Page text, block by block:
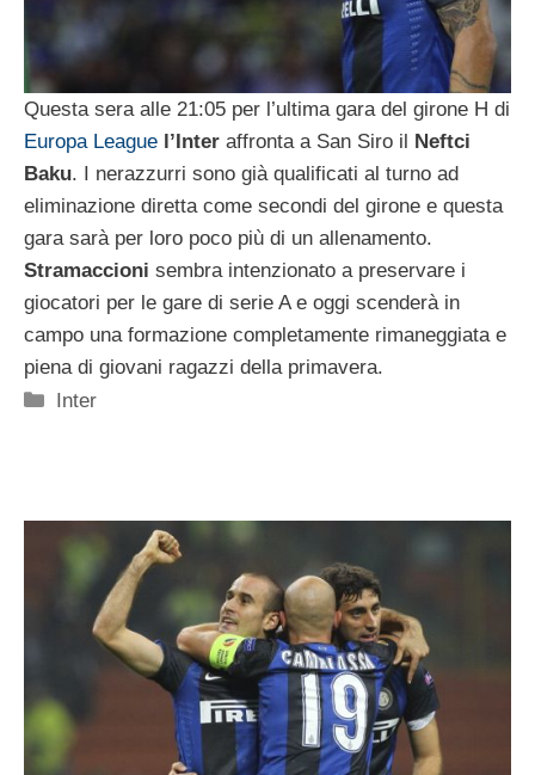
Questa sera alle 21:05 per l’ultima gara del girone H di
Europa League l’Inter affronta a San Siro il Neftci
Baku. I nerazzurri sono già qualificati al turno ad
eliminazione diretta come secondi del girone e questa
gara sarà per loro poco più di un allenamento.
Stramaccioni sembra intenzionato a preservare i
giocatori per le gare di serie A e oggi scenderà in
campo una formazione completamente rimaneggiata e
piena di giovani ragazzi della primavera.
Categorie
Inter